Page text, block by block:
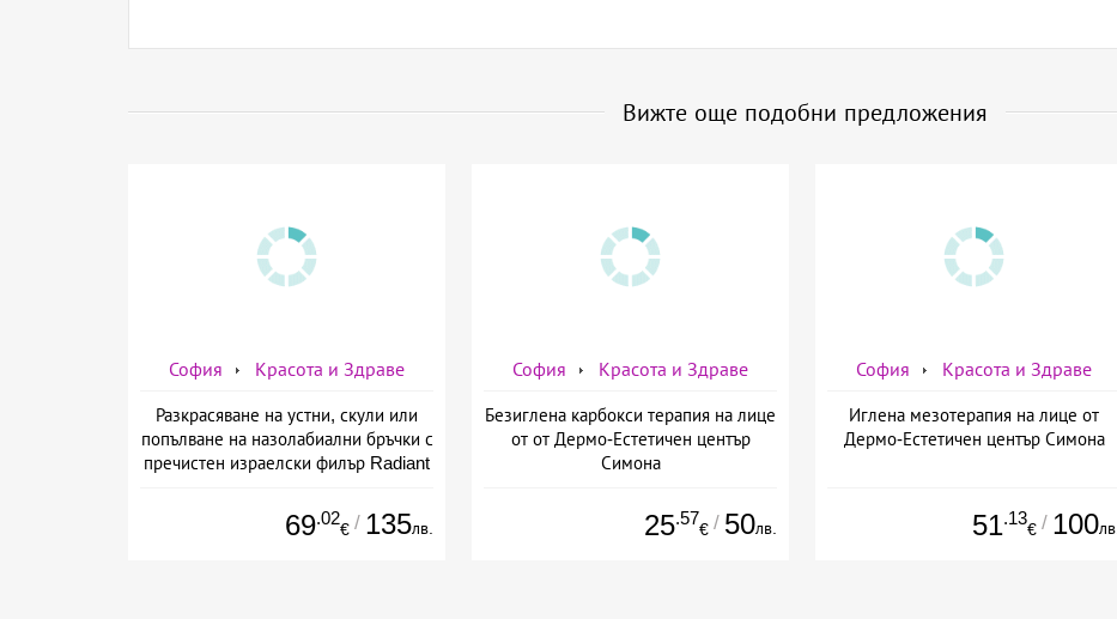
Вижте още подобни предложения
София Красота и Здраве
Разкрасяване на устни, скули или
попълване на назолабиални бръчки с
пречистен израелски филър Radiant
69.02
€ / 135лв.
София Красота и Здраве
Безиглена карбокси терапия на лице
от от Дермо-Естетичен център
Симона
25.57
€ / 50лв.
София Красота и Здраве
Иглена мезотерапия на лице от
Дермо-Естетичен център Симона
51.13
€ / 100лв.